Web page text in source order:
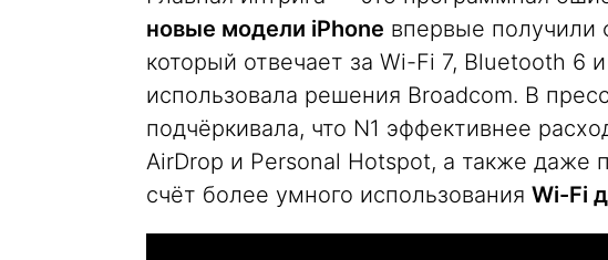
новые модели iPhone впервые
который отвечает за Wi-Fi 7, Bluetooth 6
использовала решения Broadcom. В
подчёркивала, что N1 эффективнее
AirDrop и Personal Hotspot, а также даже
счёт более умного использования Wi-Fi